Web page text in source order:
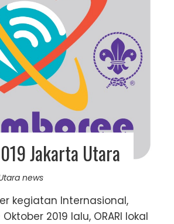
Jakarta Utara
news
kegiatan Internasional,
2019 lalu, ORARI lokal